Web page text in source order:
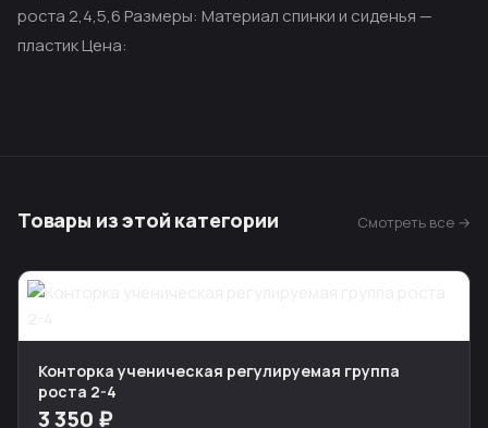
роста 2,4,5,6 Размеры: Материал спинки и сиденья —
пластик Цена:
Товары из этой категории Смотреть все →
Конторка ученическая регулируемая группа
роста 2-4
3 350 ₽